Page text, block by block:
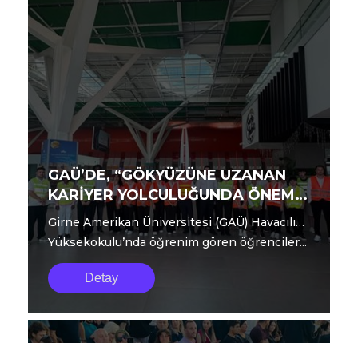
GAÜ’DE, “GÖKYÜZÜNE UZANAN
KARİYER YOLCULUĞUNDA ÖNEMLİ
BİR ADIM DAHA”
Girne Amerikan Üniversitesi (GAÜ) Havacılık
Yüksekokulu’nda öğrenim gören öğrenciler...
Detay